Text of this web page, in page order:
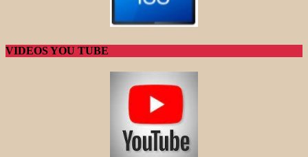
VIDEOS YOU TUBE